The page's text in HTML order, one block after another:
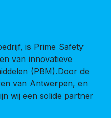
is Prime Safety
van innovatieve
(PBM).Door de
van Antwerpen, en
wij een solide partner